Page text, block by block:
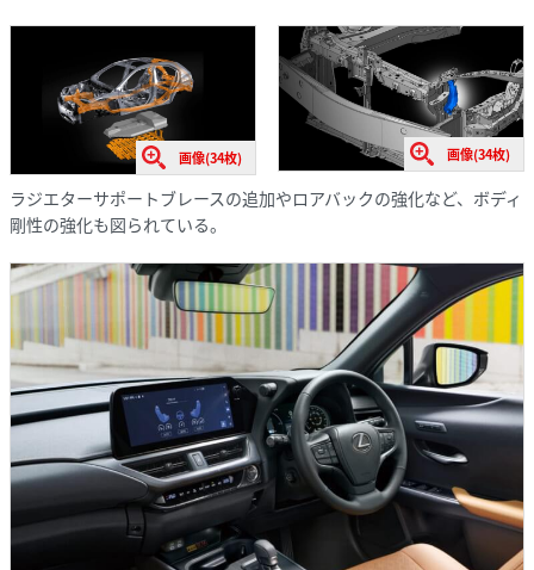
画像(34枚) 画像(34枚)
ラジエターサポートブレースの追加やロアバックの強化など、ボディ
剛性の強化も図られている。